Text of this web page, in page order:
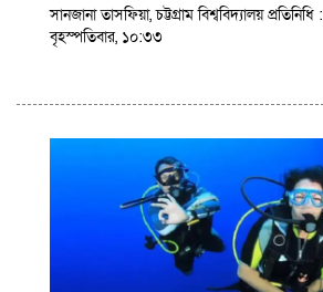
সানজানা তাসফিয়া, চট্টগ্রাম বিশ্ববিদ্যালয় প্রতিনিধি :
বৃহস্পতিবার, ১০:৩৩